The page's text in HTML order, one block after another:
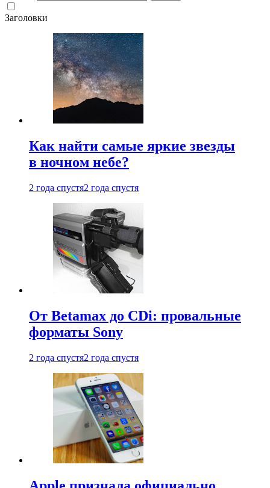
Заголовки
Как найти самые яркие звезды
в ночном небе?
2 года спустя2 года спустя
От Betamax до CDi: провальные
форматы Sony
2 года спустя2 года спустя